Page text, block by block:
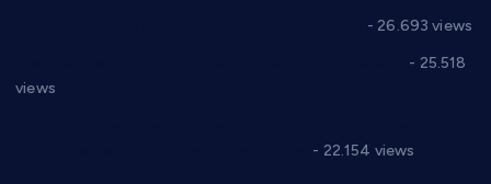
- 26.693 views
- 25.518
views
- 22.154 views